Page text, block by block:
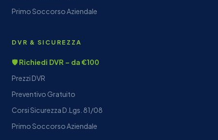
Primo Soccorso Aziendale
DVR & SICUREZZA
🛡️ Richiedi DVR – da €100
Prezzi DVR
Preventivo Gratuito
Corsi Sicurezza D.Lgs. 81/08
Primo Soccorso Aziendale